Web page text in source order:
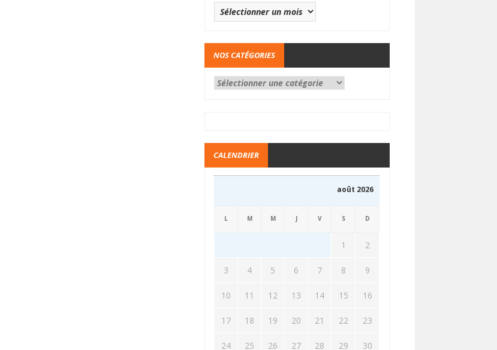
NOS CATÉGORIES
CALENDRIER
août 2026
L M M J V S D
1 2
3 4 5 6 7 8 9
10 11 12 13 14 15 16
17 18 19 20 21 22 23
24 25 26 27 28 29 30